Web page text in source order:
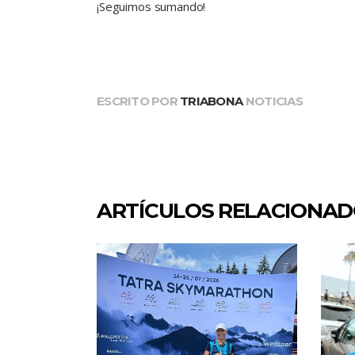
¡Seguimos sumando!
ESCRITO POR TRIABONA NOTICIAS
ARTÍCULOS